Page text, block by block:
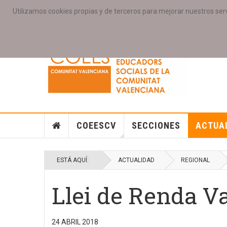
Utilizamos cookies propias y de terceros para mejorar nuestros
PORTADA ACCESO COLEGIAD@S GALERIAS
COEESCV SECCIONES
ESTÁ AQUÍ: ACTUALIDAD REGIONAL
Llei de Renda
24 ABRIL 2018